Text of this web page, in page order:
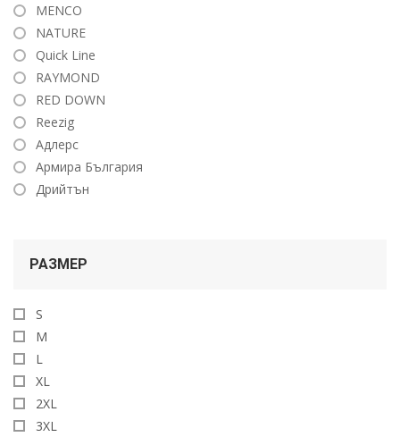
MENCO
NATURE
Quick Line
RAYMOND
RED DOWN
Reezig
Адлерс
Армира България
Дрийтън
РАЗМЕР
S
M
L
XL
2XL
3XL